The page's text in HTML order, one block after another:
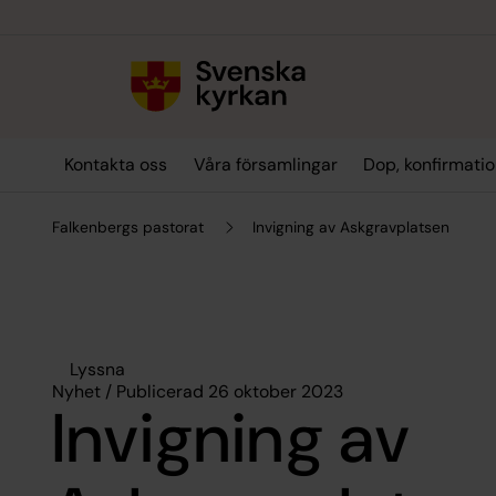
Kontakta oss Våra församlingar Dop,
Falkenbergs pastorat Invigning av Askgravplatsen
Lyssna
Nyhet / Publicerad 26 oktober 2023
Invigning av